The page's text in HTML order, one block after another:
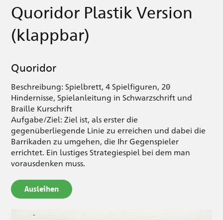
Quoridor Plastik Version
(klappbar)
Quoridor
Beschreibung: Spielbrett, 4 Spielfiguren, 20
Hindernisse, Spielanleitung in Schwarzschrift und
Braille Kurschrift
Aufgabe/Ziel: Ziel ist, als erster die
gegenüberliegende Linie zu erreichen und dabei die
Barrikaden zu umgehen, die Ihr Gegenspieler
errichtet. Ein lustiges Strategiespiel bei dem man
vorausdenken muss.
Ausleihen